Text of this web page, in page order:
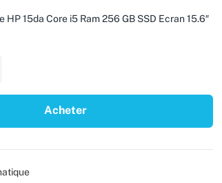
15da Core i5 Ram 256 GB SSD Ecran 15.6″
Acheter